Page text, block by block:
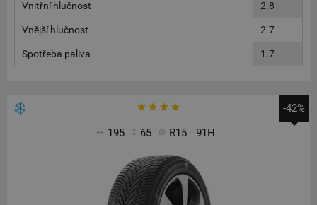
Vnitřní hlučnost 2.8
Vnější hlučnost 2.7
Spotřeba paliva 1.7
195 65 R15 91H
-42%